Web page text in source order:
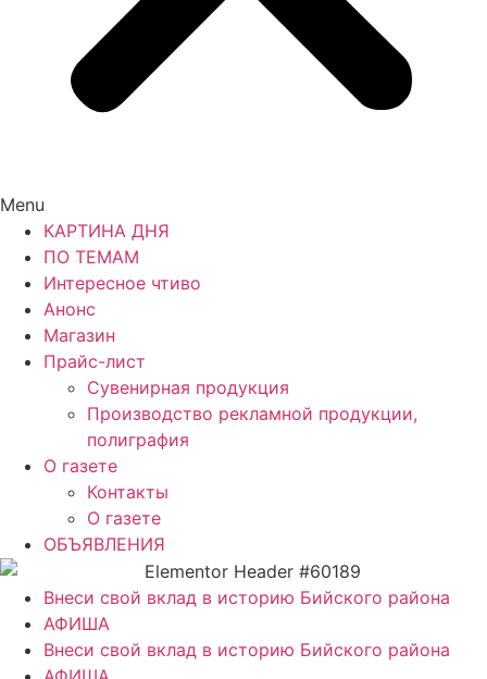
Menu
КАРТИНА ДНЯ
ПО ТЕМАМ
Интересное чтиво
Анонс
Магазин
Прайс-лист
Сувенирная продукция
Производство рекламной продукции,
полиграфия
О газете
Контакты
О газете
ОБЪЯВЛЕНИЯ
Внеси свой вклад в историю Бийского района
АФИША
Внеси свой вклад в историю Бийского района